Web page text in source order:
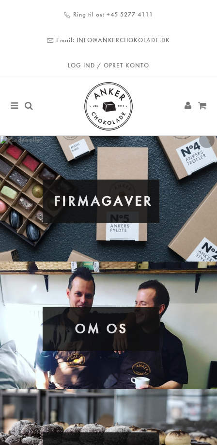
Ring til os: +45 5277 4111
Email: INFO@ANKERCHOKOLADE.DK
LOG IND / OPRET KONTO
FIRMAGAVER
OM OS